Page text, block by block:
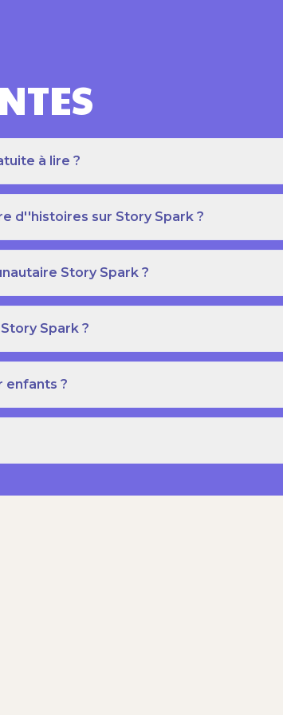
à lire ?
d''histoires sur Story Spark ?
Story Spark ?
Spark ?
enfants ?